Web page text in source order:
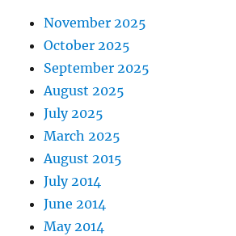
November 2025
October 2025
September 2025
August 2025
July 2025
March 2025
August 2015
July 2014
June 2014
May 2014